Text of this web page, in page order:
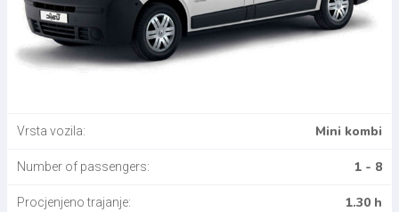
Vrsta vozila: Mini kombi
Number of passengers: 1 - 8
Procjenjeno trajanje: 1.30 h